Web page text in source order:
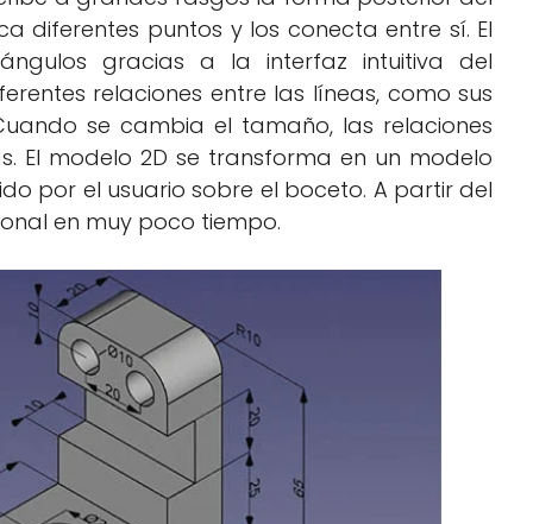
diferentes puntos y los conecta entre sí. El
gracias a la interfaz intuitiva del
relaciones entre las líneas, como sus
se cambia el tamaño, las relaciones
El modelo 2D se transforma en un modelo
por el usuario sobre el boceto. A partir del
en muy poco tiempo.